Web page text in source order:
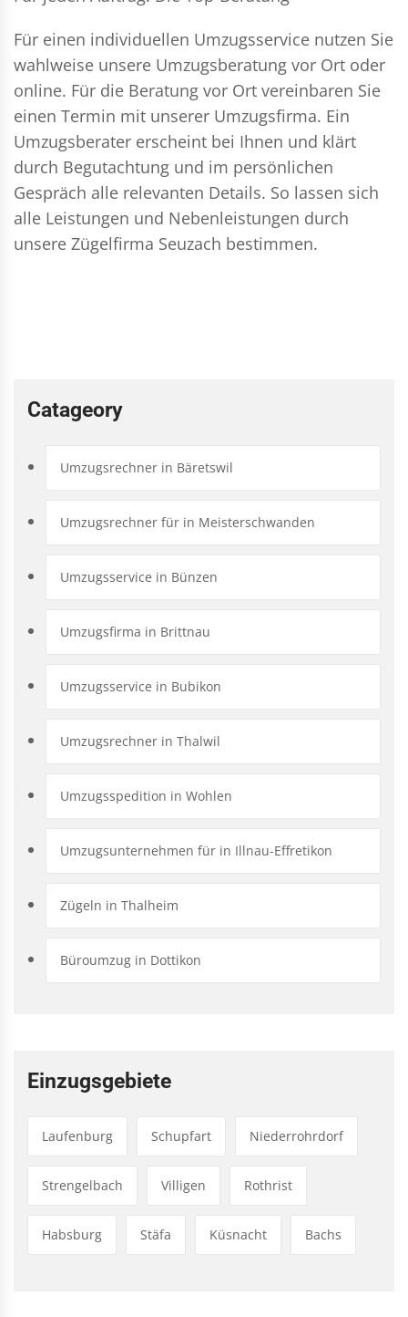
Für einen individuellen Umzugsservice nutzen Sie
wahlweise unsere Umzugsberatung vor Ort oder
online. Für die Beratung vor Ort vereinbaren Sie
einen Termin mit unserer Umzugsfirma. Ein
Umzugsberater erscheint bei Ihnen und klärt
durch Begutachtung und im persönlichen
Gespräch alle relevanten Details. So lassen sich
alle Leistungen und Nebenleistungen durch
unsere Zügelfirma Seuzach bestimmen.
Catageory
Umzugsrechner in Bäretswil
Umzugsrechner für in Meisterschwanden
Umzugsservice in Bünzen
Umzugsfirma in Brittnau
Umzugsservice in Bubikon
Umzugsrechner in Thalwil
Umzugsspedition in Wohlen
Umzugsunternehmen für in Illnau-Effretikon
Zügeln in Thalheim
Büroumzug in Dottikon
Einzugsgebiete
Laufenburg Schupfart Niederrohrdorf
Strengelbach Villigen Rothrist
Habsburg Stäfa Küsnacht Bachs